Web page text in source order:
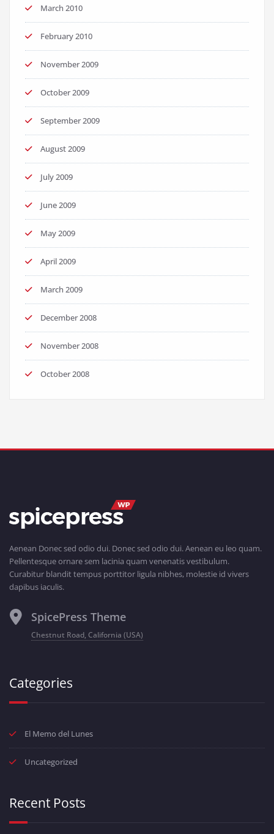
March 2010
February 2010
November 2009
October 2009
September 2009
August 2009
July 2009
June 2009
May 2009
April 2009
March 2009
December 2008
November 2008
October 2008
Aenean Donec sed odio dui. Donec sed odio dui. Aenean eu leo quam.
Pellentesque ornare sem lacinia quam venenatis vestibulum.
Curabitur blandit tempus porttitor ligula nibhes, molestie id vivers
dapibus iaculis.
SpicePress Theme
Chestnut Road, California (USA)
Categories
El Memo del Lunes
Uncategorized
Recent Posts